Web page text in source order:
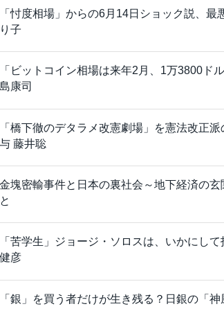
「忖度相場」からの6月14日ショック説、最
り子
「ビットコイン相場は来年2月、1万3800ド
島康司
「橋下徹のデタラメ改憲劇場」を憲法改正
与 藤井聡
金塊密輸事件と日本の裏社会～地下経済の
と
「苦学生」ジョージ・ソロスは、いかにし
健彦
「銀」を買う者だけが生き残る？日銀の「